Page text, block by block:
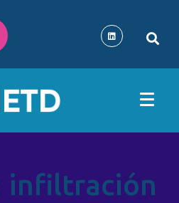
infiltración